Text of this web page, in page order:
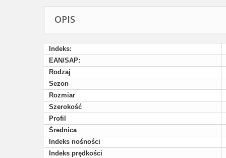
OPIS
Indeks:
EAN/SAP:
Rodzaj
Sezon
Rozmiar
Szerokość
Profil
Średnica
Indeks nośności
Indeks prędkości